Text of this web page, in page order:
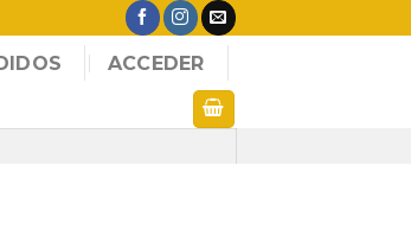
ACCEDER